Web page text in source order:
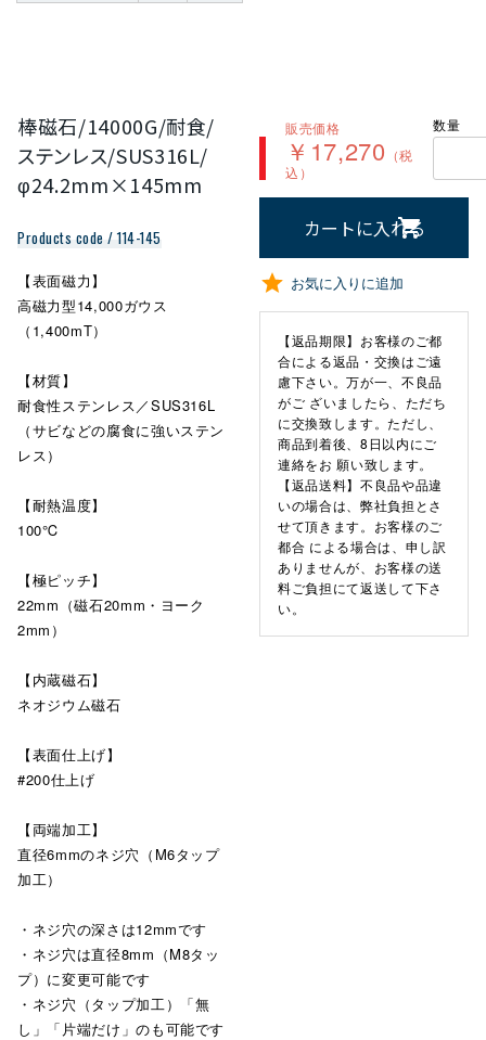
棒磁石/14000G/耐食/
ステンレス/SUS316L/
φ24.2mm×145mm
Products code / 114-145
【表面磁力】
高磁力型14,000ガウス
（1,400mT）
【材質】
耐食性ステンレス／SUS316L
（サビなどの腐食に強いステン
レス）
【耐熱温度】
100℃
【極ピッチ】
22mm（磁石20mm・ヨーク
2mm）
【内蔵磁石】
ネオジウム磁石
【表面仕上げ】
#200仕上げ
【両端加工】
直径6mmのネジ穴（M6タップ
加工）
・ネジ穴の深さは12mmです
・ネジ穴は直径8mm（M8タッ
プ）に変更可能です
・ネジ穴（タップ加工）「無
し」「片端だけ」のも可能です
販売価格
￥17,270 （税
込）
数量
カートに入れる
お気に入りに追加
【返品期限】お客様のご都
合による返品・交換はご遠
慮下さい。万が一、不良品
がご ざいましたら、ただち
に交換致します。ただし、
商品到着後、8日以内にご
連絡をお 願い致します。
【返品送料】不良品や品違
いの場合は、弊社負担とさ
せて頂きます。お客様のご
都合 による場合は、申し訳
ありませんが、お客様の送
料ご負担にて返送して下さ
い。